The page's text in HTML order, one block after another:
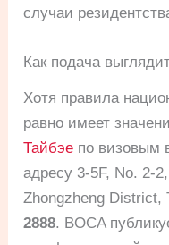
случаи
Как подача
Хотя правила
равно имеет
Тайбэе по визовым
адресу 3-5F, No. 2-
Zhongzheng
2888. BOCA